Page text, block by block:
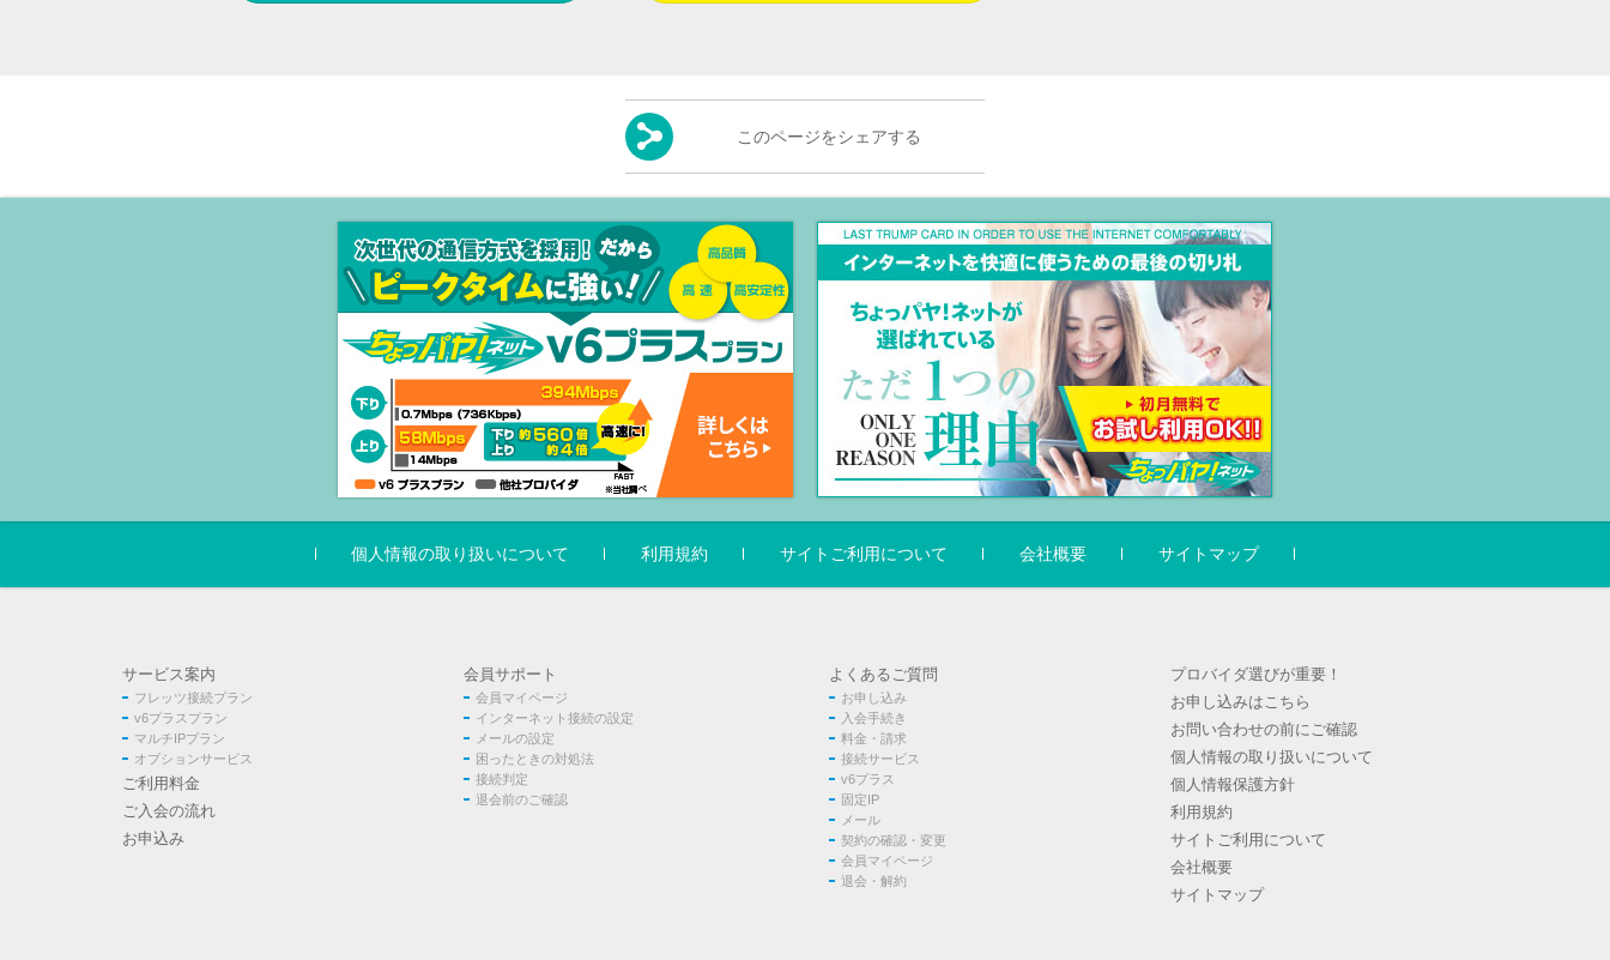
このページをシェアする
個人情報の取り扱いについて 利用規約 サイトご利用について 会社概要 サイトマップ
サービス案内
フレッツ接続プラン
v6プラスプラン
マルチIPプラン
オプションサービス
ご利用料金
ご入会の流れ
お申込み
会員サポート
会員マイページ
インターネット接続の設定
メールの設定
困ったときの対処法
接続判定
退会前のご確認
よくあるご質問
お申し込み
入会手続き
料金・請求
接続サービス
v6プラス
固定IP
メール
契約の確認・変更
会員マイページ
退会・解約
プロバイダ選びが重要！
お申し込みはこちら
お問い合わせの前にご確認
個人情報の取り扱いについて
個人情報保護方針
利用規約
サイトご利用について
会社概要
サイトマップ